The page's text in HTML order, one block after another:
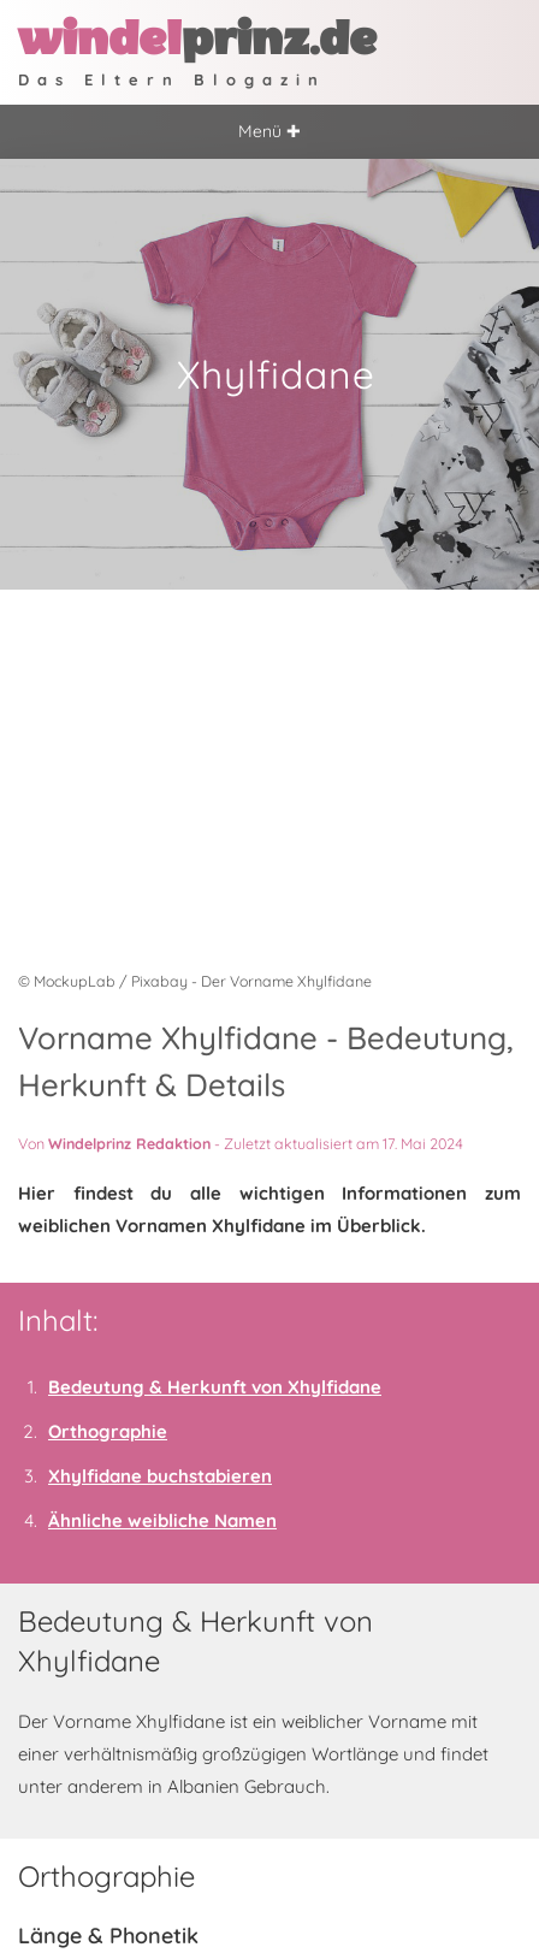
windelprinz.de
Das Eltern Blogazin
Menü ✚
Xhylfidane
© MockupLab / Pixabay - Der Vorname Xhylfidane
Vorname Xhylfidane - Bedeutung,
Herkunft & Details
VonWindelprinz Redaktion - Zuletzt aktualisiert am 17. Mai 2024
Hier findest du alle wichtigen Informationen zum
weiblichen Vornamen Xhylfidane im Überblick.
Inhalt:
Bedeutung & Herkunft von Xhylfidane
Orthographie
Xhylfidane buchstabieren
Ähnliche weibliche Namen
Bedeutung & Herkunft von
Xhylfidane
Der Vorname Xhylfidane ist ein weiblicher Vorname mit
einer verhältnismäßig großzügigen Wortlänge und findet
unter anderem in Albanien Gebrauch.
Orthographie
Länge & Phonetik